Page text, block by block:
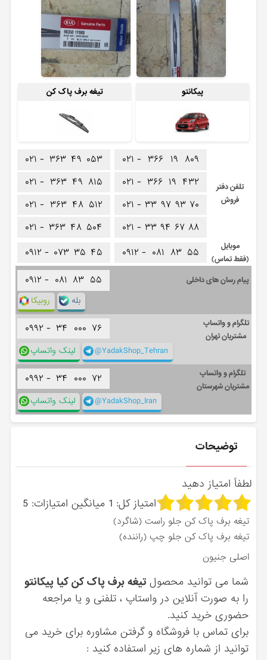
پیکانتو تیغه برف پاک کن
تلفن دفتر
فروش
۰۲۱ - ۳۶۶ ۱۹ ۸۰۹
۰۲۱ - ۳۶۶ ۱۹ ۴۳۲
۰۲۱ - ۳۳ ۹۷ ۹۳ ۷۰
۰۲۱ - ۳۳ ۹۴ ۶۷ ۸۸
۰۲۱ - ۳۶۳ ۴۹ ۰۵۳
۰۲۱ - ۳۶۳ ۴۹ ۸۱۵
۰۲۱ - ۳۶۳ ۴۸ ۵۱۲
۰۲۱ - ۳۶۳ ۴۸ ۵۰۴
موبایل
(فقط تماس)
۰۹۱۲ - ۰۸۱ ۸۳ ۵۵ ۰۹۱۲ - ۰۷۳ ۳۵ ۴۵
پیام رسان های داخلی ۰۹۱۲ - ۰۸۱ ۸۳ ۵۵
روبیکا بله
تلگرام و واتساپ
مشتریان تهران
۰۹۹۲ - ۳۴ ۰۰۰ ۷۶
لینک واتساپ @YadakShop_Tehran
تلگرام و واتساپ
مشتریان شهرستان
۰۹۹۲ - ۳۴ ۰۰۰ ۷۲
لینک واتساپ @YadakShop_Iran
توضیحات
لطفاً امتیاز دهید
امتیاز کل: 1 میانگین امتیازات:5
تیغه برف پاک کن جلو راست (شاگرد)
تیغه برف پاک کن جلو چپ (راننده)
اصلی جنیون
شما می توانید محصولتیغه برف پاک کن کیا پیکانتو
را به صورت آنلاین در واستاپ ، تلفنی و یا مراجعه
حضوری خرید کنید.
برای تماس با فروشگاه و گرفتن مشاوره برای خرید می
توانید از شماره های زیر استفاده کنید :